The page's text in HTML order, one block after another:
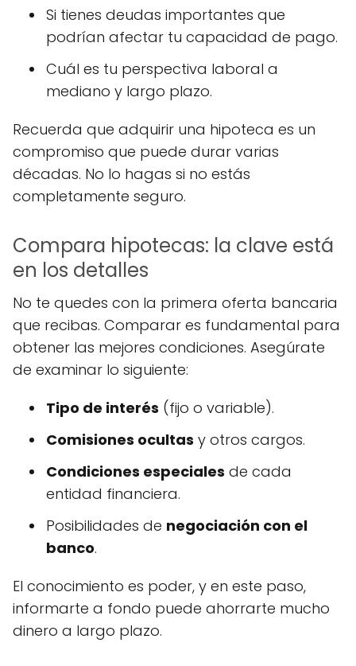
Si tienes deudas importantes que
podrían afectar tu capacidad de pago.
Cuál es tu perspectiva laboral a
mediano y largo plazo.
Recuerda que adquirir una hipoteca es un
compromiso que puede durar varias
décadas. No lo hagas si no estás
completamente seguro.
Compara hipotecas: la clave está
en los detalles
No te quedes con la primera oferta bancaria
que recibas. Comparar es fundamental para
obtener las mejores condiciones. Asegúrate
de examinar lo siguiente:
Tipo de interés (fijo o variable).
Comisiones ocultas y otros cargos.
Condiciones especiales de cada
entidad financiera.
Posibilidades de negociación con el
banco.
El conocimiento es poder, y en este paso,
informarte a fondo puede ahorrarte mucho
dinero a largo plazo.